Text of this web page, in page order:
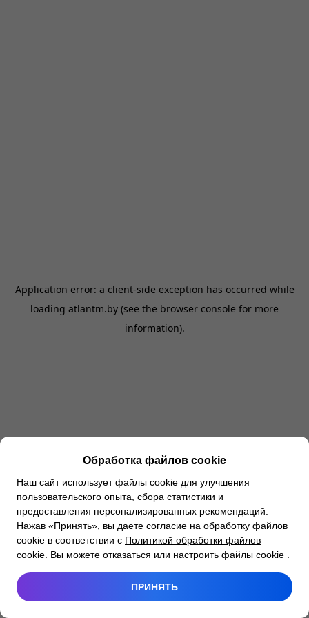
Application error: a client-side exception has occurred while
loading atlantm.by (see the browser console for more
information).
Обработка файлов cookie
Наш сайт использует файлы cookie для улучшения
пользовательского опыта, сбора статистики и
предоставления персонализированных рекомендаций.
Нажав «Принять», вы даете согласие на обработку файлов
cookie в соответствии с Политикой обработки файлов
cookie . Вы можете отказаться или настроить файлы cookie
ПРИНЯТЬ